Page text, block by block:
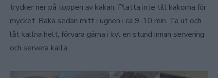
trycker ner på toppen av kakan. Platta inte till kakorna för
mycket. Baka sedan mitt i ugnen i ca 9-10 min. Ta ut och
låt kallna helt, förvara gärna i kyl en stund innan servering
och servera kalla.